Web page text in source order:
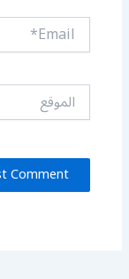
Email*
الموقع